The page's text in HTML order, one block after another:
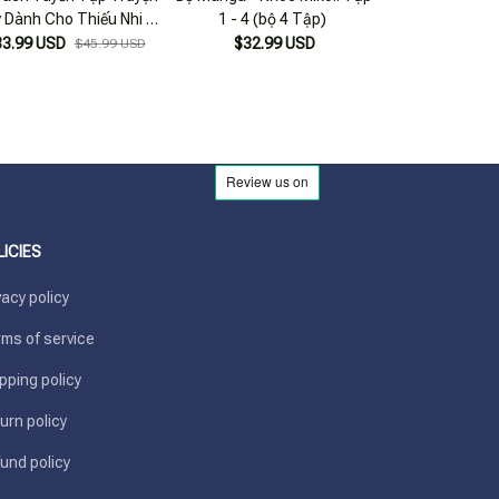
Dành Cho Thiếu Nhi 4
Bản 2020) - Bộ 4 Cuốn
USD $45.99 USD
1 - 4 (bộ 4 Tập)
$32.99 USD
policy
of service
policy
policy
policy